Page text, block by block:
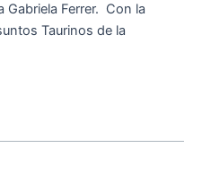
Gabriela Ferrer. Con la
Taurinos de la